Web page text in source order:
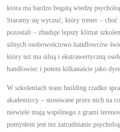
która ma bardzo bogatą wiedzę
Staramy się wyczuć, który trener –
pozostali – zbuduje lepszy klimat
silnych osobowościowo handlowców
który też ma silną i ekstrawertyczną
handlowiec i potem kilkanaście jako
W szkoleniach team building rzadko
akademiccy – stosowane przez nich na
niewiele mają wspólnego z grami
pomysłem jest tez zatrudnianie